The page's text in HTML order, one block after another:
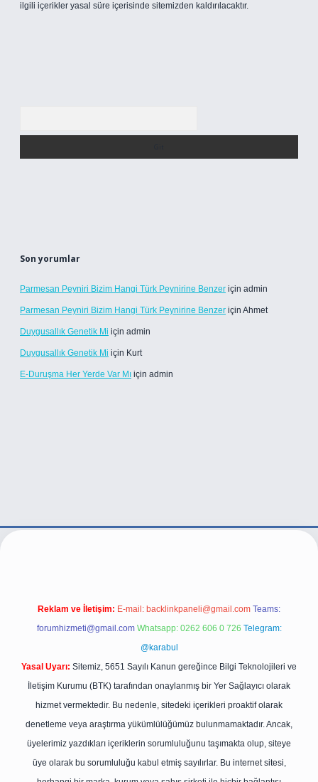
ilgili içerikler yasal süre içerisinde sitemizden kaldırılacaktır.
Son yorumlar
Parmesan Peyniri Bizim Hangi Türk Peynirine Benzer için admin
Parmesan Peyniri Bizim Hangi Türk Peynirine Benzer için Ahmet
Duygusallık Genetik Mi için admin
Duygusallık Genetik Mi için Kurt
E-Duruşma Her Yerde Var Mı için admin
Reklam ve İletişim: E-mail: backlinkpaneli@gmail.com Teams:
forumhizmeti@gmail.com Whatsapp: 0262 606 0 726 Telegram:
@karabul
Yasal Uyarı: Sitemiz, 5651 Sayılı Kanun gereğince Bilgi Teknolojileri ve
İletişim Kurumu (BTK) tarafından onaylanmış bir Yer Sağlayıcı olarak
hizmet vermektedir. Bu nedenle, sitedeki içerikleri proaktif olarak
denetleme veya araştırma yükümlülüğümüz bulunmamaktadır. Ancak,
üyelerimiz yazdıkları içeriklerin sorumluluğunu taşımakta olup, siteye
üye olarak bu sorumluluğu kabul etmiş sayılırlar. Bu internet sitesi,